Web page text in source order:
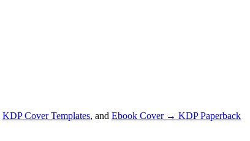
KDP Cover Templates, and Ebook Cover → KDP Paperback